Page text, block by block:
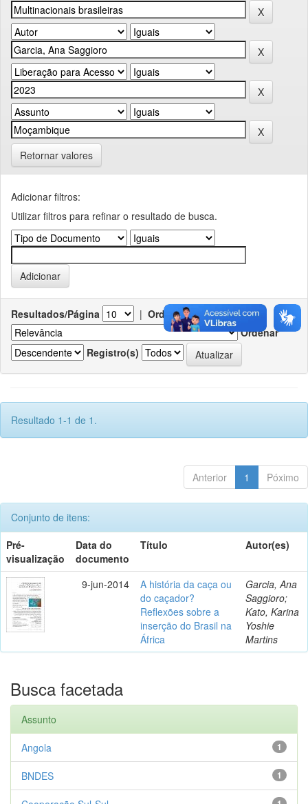
Retornar valores
Adicionar filtros:
Utilizar filtros para refinar o resultado de busca.
Resultados/Página | Ordenar registros por
Ordenar
Registro(s)
Resultado 1-1 de 1.
Anterior 1 Póximo
Conjunto de itens:
Pré-
visualização
Data do
documento
Título Autor(es)
9-jun-2014
A história da caça ou
do caçador?
Reflexões sobre a
inserção do Brasil na
África
Garcia, Ana
Saggioro;
Kato, Karina
Yoshie
Martins
Busca facetada
Assunto
1
Angola
1
BNDES